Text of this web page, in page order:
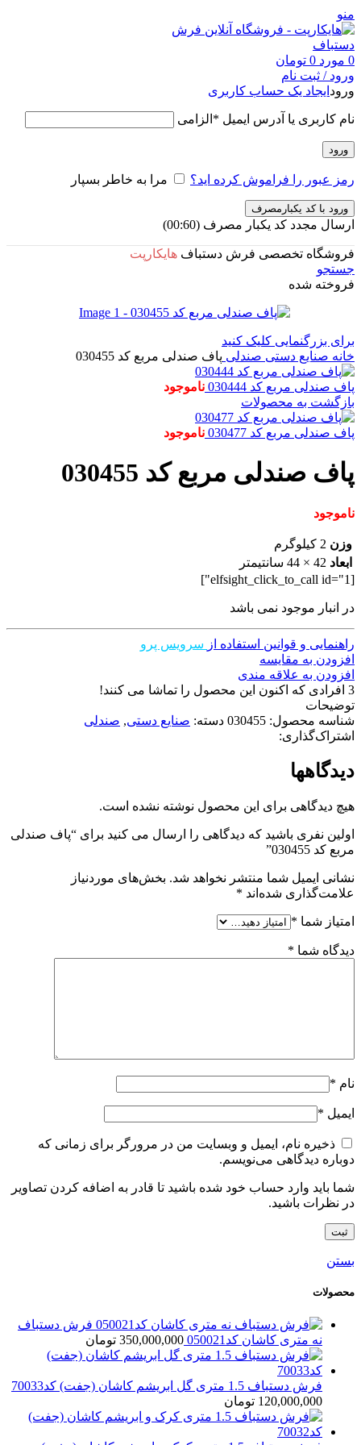
منو
0 مورد 0 تومان
ورود / ثبت نام
ورود ایجاد یک حساب کاربری
نام کاربری یا آدرس ایمیل * الزامی
ورود
رمز عبور را فراموش کرده اید؟ مرا به خاطر بسپار
ورود با کد یکبارمصرف
ارسال مجدد کد یکبار مصرف (00:
60
)
فروشگاه تخصصی فرش دستباف هایکارپت
جستجو
فروخته شده
برای بزرگنمایی کلیک کنید
خانه صنایع دستی صندلی پاف صندلی مربع کد 030455
پاف صندلی مربع کد 030444
ناموجود
بازگشت به محصولات
پاف صندلی مربع کد 030477 ناموجود
پاف صندلی مربع کد 030455
ناموجود
وزن 2 کیلوگرم
ابعاد 42 × 44 سانتیمتر
[elfsight_click_to_call id="1"]
در انبار موجود نمی باشد
راهنمایی و قوانین استفاده از سرویس پرو
افزودن به مقایسه
افزودن به علاقه مندی
3 افرادی که اکنون این محصول را تماشا می کنند!
توضیحات
شناسه محصول: 030455 دسته: صنایع دستی, صندلی
اشتراک‌گذاری:
دیدگاهها
هیچ دیدگاهی برای این محصول نوشته نشده است.
اولین نفری باشید که دیدگاهی را ارسال می کنید برای “پاف صندلی
مربع کد 030455”
نشانی ایمیل شما منتشر نخواهد شد. بخش‌های موردنیاز
علامت‌گذاری شده‌اند *
امتیاز شما *
دیدگاه شما *
نام *
ایمیل *
ذخیره نام، ایمیل و وبسایت من در مرورگر برای زمانی که
دوباره دیدگاهی می‌نویسم.
شما باید وارد حساب خود شده باشید تا قادر به اضافه کردن تصاویر
در نظرات باشید.
بستن
محصولات
فرش دستباف
نه متری کاشان کد050021
350,000,000 تومان
فرش دستباف 1.5 متری گل ابریشم کاشان (جفت) کد70033
120,000,000 تومان